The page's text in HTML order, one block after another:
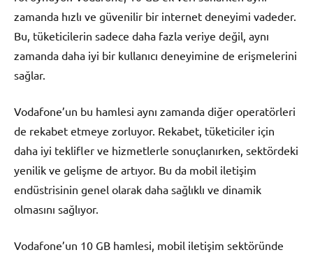
zamanda hızlı ve güvenilir bir internet deneyimi vadeder.
Bu, tüketicilerin sadece daha fazla veriye değil, aynı
zamanda daha iyi bir kullanıcı deneyimine de erişmelerini
sağlar.
Vodafone’un bu hamlesi aynı zamanda diğer operatörleri
de rekabet etmeye zorluyor. Rekabet, tüketiciler için
daha iyi teklifler ve hizmetlerle sonuçlanırken, sektördeki
yenilik ve gelişme de artıyor. Bu da mobil iletişim
endüstrisinin genel olarak daha sağlıklı ve dinamik
olmasını sağlıyor.
Vodafone’un 10 GB hamlesi, mobil iletişim sektöründe